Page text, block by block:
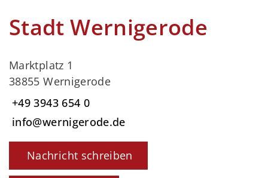
Stadt Wernigerode
Marktplatz 1
38855 Wernigerode
+49 3943 654 0
info@wernigerode.de
Nachricht schreiben